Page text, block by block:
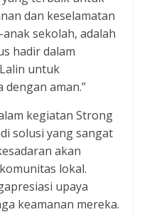
dan keselamatan
sekolah, adalah
hadir dalam
untuk
aman.”
kegiatan Strong
solusi yang sangat
akan
lokal.
upaya
keamanan mereka.